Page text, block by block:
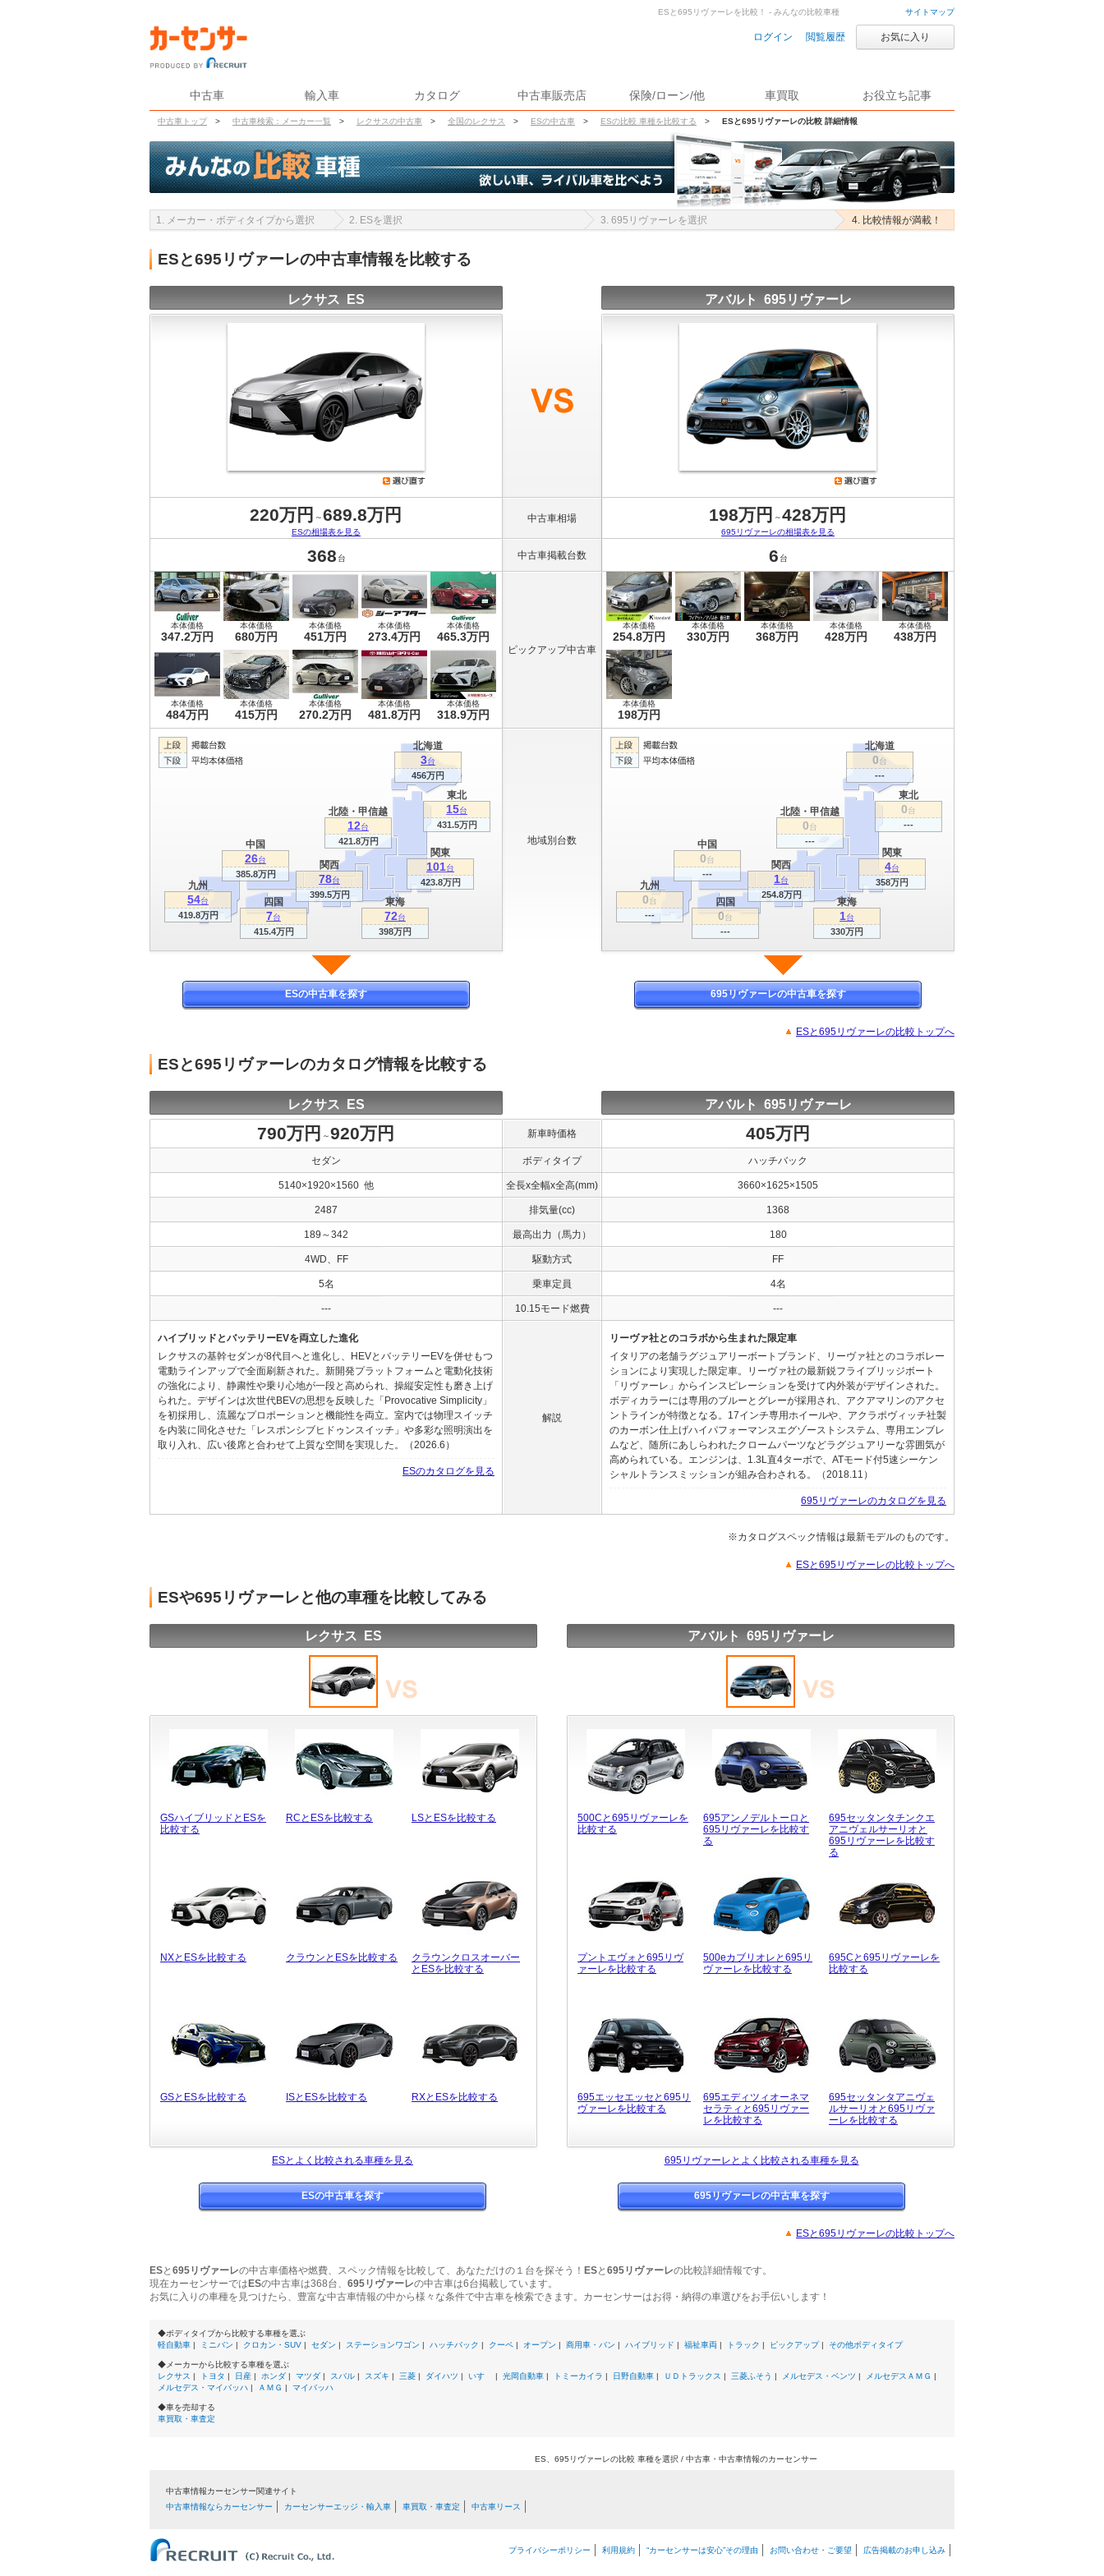
サイトマップ
ログイン 閲覧履歴 お気に入り
中古車 輸入車 カタログ 中古車販売店 保険/ローン/他 車買取 お役立ち記事
中古車トップ > 中古車検索：メーカー一覧 > レクサスの中古車 > 全国のレクサス > ESの中古車 > ESの比較 車種を比較する > ESと695リヴァーレの比較 詳細情報
ESと695リヴァーレを比較！ - みんなの比較車種
1. メーカー・ボディタイプから選択 2. ESを選択 3. 695リヴァーレを選択 4. 比較情報が満載！
ESと695リヴァーレの中古車情報を比較する
レクサス ES アバルト 695リヴァーレ
220万円 ～689.8万円
ESの相場表を見る
中古車相場 198万円 ～428万円
695リヴァーレの相場表を見る
368 台 中古車掲載台数 6 台
本体価格
347.2万円
本体価格
680万円
本体価格
451万円
本体価格
273.4万円
本体価格
465.3万円
本体価格
484万円
本体価格
415万円
本体価格
270.2万円
本体価格
481.8万円
本体価格
318.9万円
ピックアップ中古車
本体価格
254.8万円
本体価格
330万円
本体価格
368万円
本体価格
428万円
本体価格
438万円
本体価格
198万円
関東
101台
423.8万円
関西
78台
399.5万円
東海
72台
398万円
北海道
3台
456万円
九州
54台
419.8万円
東北
15台
431.5万円
北陸・甲信越
12台
421.8万円
中国
26台
385.8万円
四国
7台
415.4万円
地域別台数
関東
4台
358万円
関西
1台
254.8万円
東海
1台
330万円
北海道
0台
---
九州
0台
---
東北
0台
---
北陸・甲信越
0台
---
中国
0台
---
四国
0台
---
ESの中古車を探す 695リヴァーレの中古車を探す
ESと695リヴァーレの比較トップへ
ESと695リヴァーレのカタログ情報を比較する
レクサス ES アバルト 695リヴァーレ
790万円 ～920万円 新車時価格 405万円
セダン ボディタイプ ハッチバック
5140×1920×1560 他 全長x全幅x全高(mm) 3660×1625×1505
2487 排気量(cc) 1368
189～342 最高出力（馬力） 180
4WD、FF 駆動方式 FF
5名 乗車定員 4名
--- 10.15モード燃費 ---
ハイブリッドとバッテリーEVを両立した進化
レクサスの基幹セダンが8代目へと進化し、HEVとバッテリーEVを併せもつ
電動ラインアップで全面刷新された。新開発プラットフォームと電動化技術
の強化により、静粛性や乗り心地が一段と高められ、操縦安定性も磨き上げ
られた。デザインは次世代BEVの思想を反映した「Provocative Simplicity」
を初採用し、流麗なプロポーションと機能性を両立。室内では物理スイッチ
を内装に同化させた「レスポンシブヒドゥンスイッチ」や多彩な照明演出を
取り入れ、広い後席と合わせて上質な空間を実現した。（2026.6）
ESのカタログを見る
解説
リーヴァ社とのコラボから生まれた限定車
イタリアの老舗ラグジュアリーボートブランド、リーヴァ社とのコラボレー
ションにより実現した限定車。リーヴァ社の最新鋭フライブリッジボート
「リヴァーレ」からインスピレーションを受けて内外装がデザインされた。
ボディカラーには専用のブルーとグレーが採用され、アクアマリンのアクセ
ントラインが特徴となる。17インチ専用ホイールや、アクラポヴィッチ社製
のカーボン仕上げハイパフォーマンスエグゾーストシステム、専用エンブレ
ムなど、随所にあしらわれたクロームパーツなどラグジュアリーな雰囲気が
高められている。エンジンは、1.3L直4ターボで、ATモード付5速シーケン
シャルトランスミッションが組み合わされる。（2018.11）
695リヴァーレのカタログを見る
※カタログスペック情報は最新モデルのものです。
ESと695リヴァーレの比較トップへ
ESや695リヴァーレと他の車種を比較してみる
レクサス ES
GSハイブリッドとESを
比較する
RCとESを比較する LSとESを比較する
NXとESを比較する クラウンとESを比較する
クラウンクロスオーバー
とESを比較する
GSとESを比較する ISとESを比較する RXとESを比較する
アバルト 695リヴァーレ
500Cと695リヴァーレを
比較する
695アンノデルトーロと
695リヴァーレを比較す
る
695セッタンタチンクエ
アニヴェルサーリオと
695リヴァーレを比較す
る
プントエヴォと695リヴ
ァーレを比較する
500eカブリオレと695リ
ヴァーレを比較する
695Cと695リヴァーレを
比較する
695エッセエッセと695リ
ヴァーレを比較する
695エディツィオーネマ
セラティと695リヴァー
レを比較する
695セッタンタアニヴェ
ルサーリオと695リヴァ
ーレを比較する
ESとよく比較される車種を見る 695リヴァーレとよく比較される車種を見る
ESの中古車を探す 695リヴァーレの中古車を探す
ESと695リヴァーレの比較トップへ
ESと 695リヴァーレの中古車価格や燃費、スペック情報を比較して、あなただけの１台を探そう！ ESと 695リヴァーレの比較詳細情報です。
現在カーセンサーでは ESの中古車は368台、 695リヴァーレの中古車は6台掲載しています。
お気に入りの車種を見つけたら、豊富な中古車情報の中から様々な条件で中古車を検索できます。カーセンサーはお得・納得の車選びをお手伝いします！
◆ボディタイプから比較する車種を選ぶ
軽自動車 | ミニバン | クロカン・SUV | セダン | ステーションワゴン | ハッチバック | クーペ | オープン | 商用車・バン | ハイブリッド | 福祉車両 | トラック | ピックアップ| その他ボディタイプ
◆メーカーから比較する車種を選ぶ
レクサス | トヨタ | 日産 | ホンダ | マツダ | スバル | スズキ | 三菱 | ダイハツ | いすゞ | 光岡自動車 | トミーカイラ | 日野自動車 | ＵＤトラックス | 三菱ふそう | メルセデス・ベンツ | メルセデスＡＭＧ |
メルセデス・マイバッハ | ＡＭＧ | マイバッハ
◆車を売却する
車買取・車査定
ES、695リヴァーレの比較 車種を選択 / 中古車・中古車情報のカーセンサー
中古車情報カーセンサー関連サイト
中古車情報ならカーセンサー
カーセンサーエッジ・輸入車 車買取・車査定 中古車リース
プライバシーポリシー 利用規約 “カーセンサーは安心”その理由 お問い合わせ・ご要望 広告掲載のお申し込み